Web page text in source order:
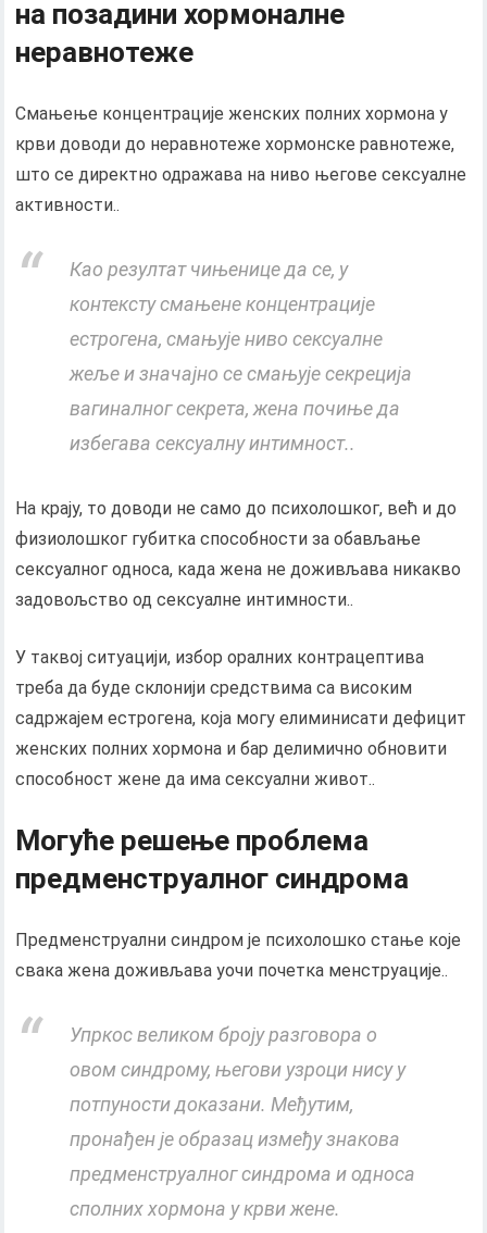
на позадини хормоналне
неравнотеже
Смањење концентрације женских полних хормона у
крви доводи до неравнотеже хормонске равнотеже,
што се директно одражава на ниво његове сексуалне
активности..
Као резултат чињенице да се, у
контексту смањене концентрације
естрогена, смањује ниво сексуалне
жеље и значајно се смањује секреција
вагиналног секрета, жена почиње да
избегава сексуалну интимност..
На крају, то доводи не само до психолошког, већ и до
физиолошког губитка способности за обављање
сексуалног односа, када жена не доживљава никакво
задовољство од сексуалне интимности..
У таквој ситуацији, избор оралних контрацептива
треба да буде склонији средствима са високим
садржајем естрогена, која могу елиминисати дефицит
женских полних хормона и бар делимично обновити
способност жене да има сексуални живот..
Могуће решење проблема
предменструалног синдрома
Предменструални синдром је психолошко стање које
свака жена доживљава уочи почетка менструације..
Упркос великом броју разговора о
овом синдрому, његови узроци нису у
потпуности доказани. Међутим,
пронађен је образац између знакова
предменструалног синдрома и односа
сполних хормона у крви жене.